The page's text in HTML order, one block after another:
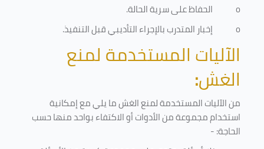
o
الحفاظ على سرية الحالة.
o
إخبار المتدرب بالإجراء التأديبي قبل التنفيذ.
الآليات المستخدمة لمنع
الغش:
من الآليات المستخدمة لمنع الغش ما يلي مع إمكانية
استخدام مجموعة من الأدوات أو الاكتفاء بواحد منها حسب
الحاجة: -